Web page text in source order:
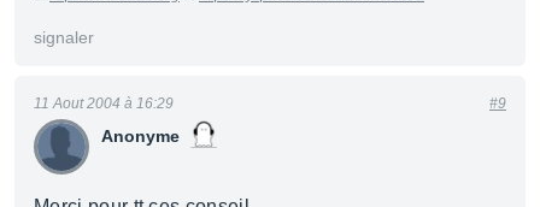
signaler
Anonyme
11 Aout 2004 à 16:29 #9